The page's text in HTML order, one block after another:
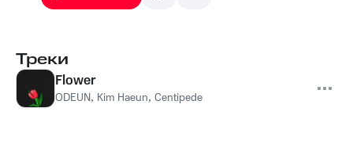
Треки
Flower
ODEUN, Kim Haeun, Centipede